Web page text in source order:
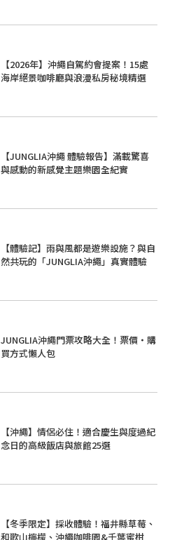
【2026年】沖繩自駕約會提案！15處
海岸絕景咖啡廳與浪漫私房秘境精選
【JUNGLIA沖繩 體驗報告】滿載驚喜
與感動的新感覺主題樂園全紀實
【體驗記】雨與風都是遊樂設施？與自
然共玩的「JUNGLIA沖繩」真實體驗
JUNGLIA沖繩門票攻略大全！票價・購
買方式懶人包
【沖繩】情侶必住！適合慶生與度過紀
念日的高級飯店與旅館25選
【冬季限定】採收體驗！福井縣草莓、
和歌山檸檬、沖繩咖啡園&千葉蜜柑